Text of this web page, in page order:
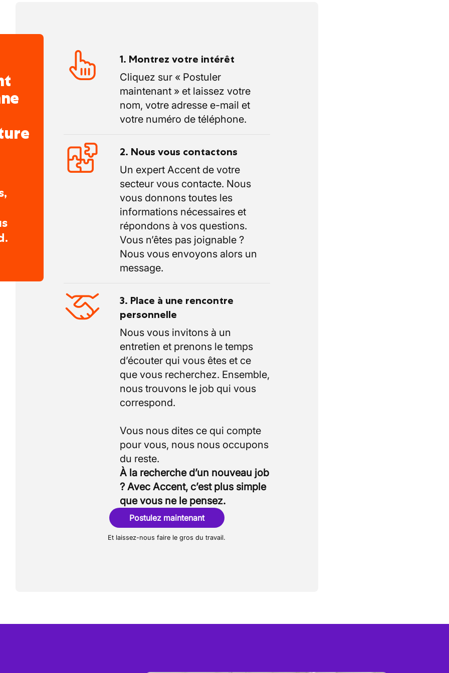
leur succès.
équipements les plus sophistiqués,
de ses employés. Ainsi, différents
stimulent le développement
de leurs employés et leur permettent
et de fabrication
particulière à la sécurité, à
et à la qualité, conformément à une
et à une attestation VCA qui
tant ascendante que descendante de
1. Montrez votre intérêt
Cliquez sur « Postuler
maintenant » et laissez votre
nom, votre adresse e-mail et
votre numéro de téléphone.
2. Nous vous contactons
Un expert Accent de votre
secteur vous contacte. Nous
vous donnons toutes les
informations nécessaires et
répondons à vos questions.
Vous n’êtes pas joignable ?
Nous vous envoyons alors un
message.
3. Place à une rencontre
personnelle
Nous vous invitons à un
entretien et prenons le temps
d’écouter qui vous êtes et ce
que vous recherchez. Ensemble,
nous trouvons le job qui vous
correspond.
Vous nous dites ce qui compte
pour vous, nous nous occupons
À la recherche d’un nouveau job
? Avec Accent, c’est plus simple
que vous ne le pensez.
Postulez maintenant
Et laissez-nous faire le gros du travail.